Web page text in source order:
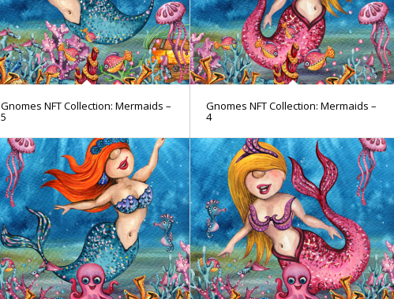
Gnomes NFT Collection: Mermaids –
5
Gnomes NFT Collection: Mermaids –
4